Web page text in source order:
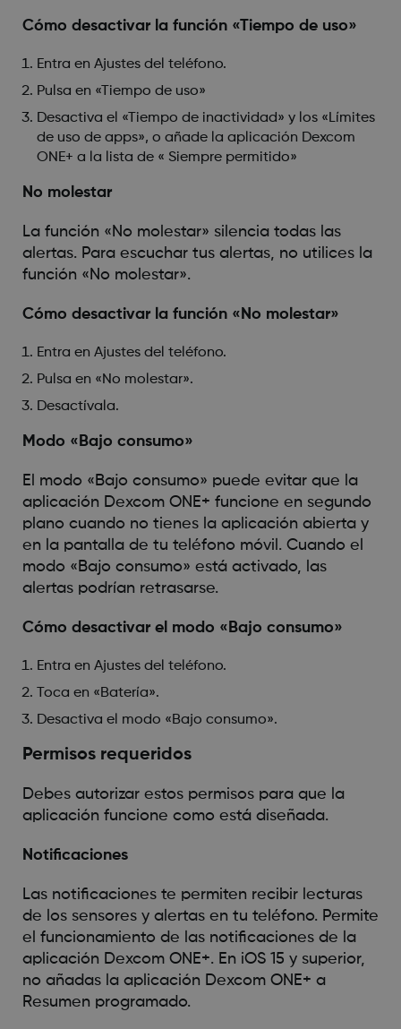
Cómo desactivar la función «Tiempo de uso»
Entra en Ajustes del teléfono.
Pulsa en «Tiempo de uso»
Desactiva el «Tiempo de inactividad» y los «Límites
de uso de apps», o añade la aplicación Dexcom
ONE+ a la lista de « Siempre permitido»
No molestar
La función «No molestar» silencia todas las
alertas. Para escuchar tus alertas, no utilices la
función «No molestar».
Cómo desactivar la función «No molestar»
Entra en Ajustes del teléfono.
Pulsa en «No molestar».
Desactívala.
Modo «Bajo consumo»
El modo «Bajo consumo» puede evitar que la
aplicación Dexcom ONE+ funcione en segundo
plano cuando no tienes la aplicación abierta y
en la pantalla de tu teléfono móvil. Cuando el
modo «Bajo consumo» está activado, las
alertas podrían retrasarse.
Cómo desactivar el modo «Bajo consumo»
Entra en Ajustes del teléfono.
Toca en «Batería».
Desactiva el modo «Bajo consumo».
Permisos requeridos
Debes autorizar estos permisos para que la
aplicación funcione como está diseñada.
Notificaciones
Las notificaciones te permiten recibir lecturas
de los sensores y alertas en tu teléfono. Permite
el funcionamiento de las notificaciones de la
aplicación Dexcom ONE+. En iOS 15 y superior,
no añadas la aplicación Dexcom ONE+ a
Resumen programado.